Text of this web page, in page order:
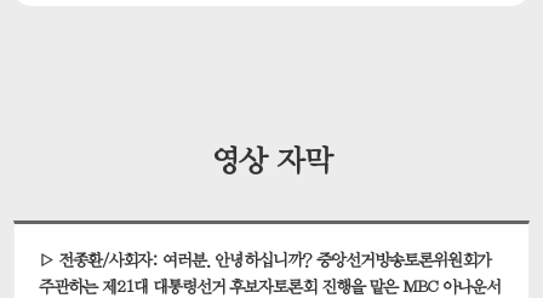
영상 자막
▷ 전종환/사회자: 여러분. 안녕하십니까? 중앙선거방송토론위원회가
주관하는 제21대 대통령선거 후보자토론회 진행을 맡은 MBC 아나운서